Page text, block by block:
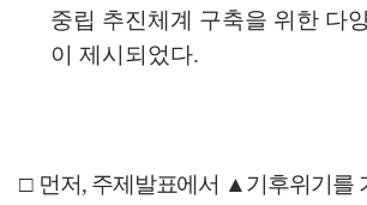
중립 추진체계 구축을 위한 다
이 제시되었다.
□ 먼저, 주제발표에서 ▲기후위기를